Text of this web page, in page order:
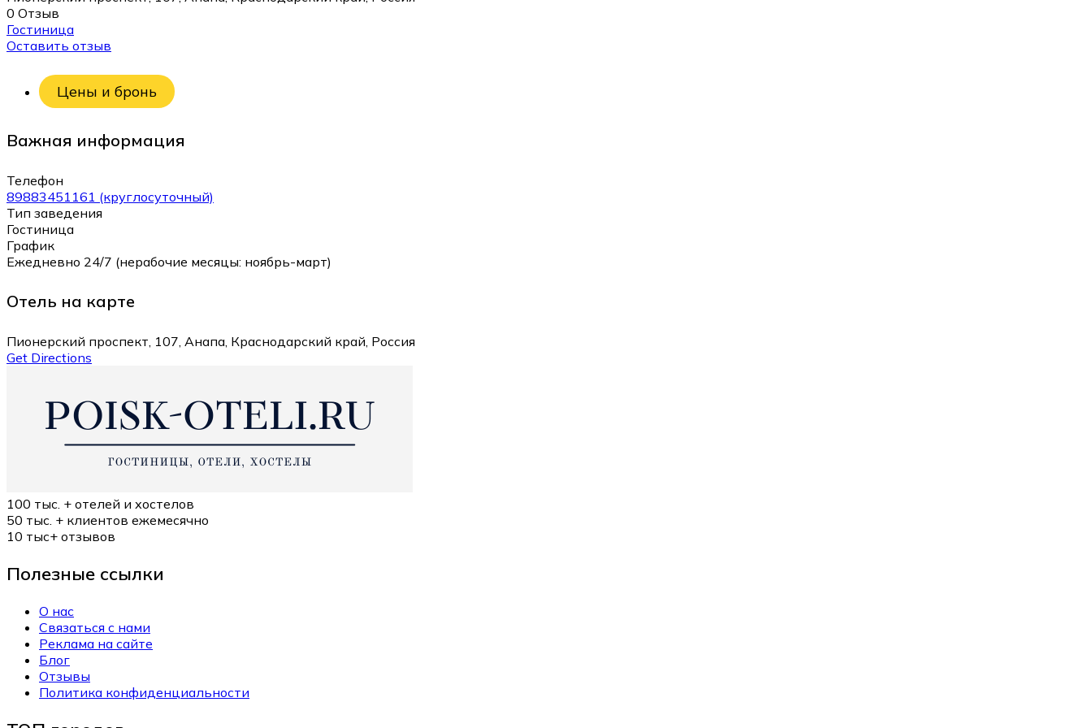
0 Отзыв
Гостиница
Оставить отзыв
Цены и бронь
Важная информация
Телефон
89883451161 (круглосуточный)
Тип заведения
Гостиница
График
Ежедневно 24/7 (нерабочие месяцы: ноябрь-март)
Отель на карте
Пионерский проспект, 107, Анапа, Краснодарский край, Россия
Get Directions
100 тыс. + отелей и хостелов
50 тыс. + клиентов ежемесячно
10 тыс+ отзывов
Полезные ссылки
О нас
Связаться с нами
Реклама на сайте
Блог
Отзывы
Политика конфиденциальности